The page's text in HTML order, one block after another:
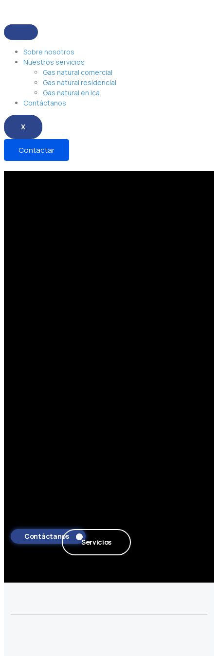
Sobre nosotros
Nuestros servicios
Gas natural comercial
Gas natural residencial
Gas natural en Ica
Contáctanos
X
Contactar
Contáctanos
Servicios